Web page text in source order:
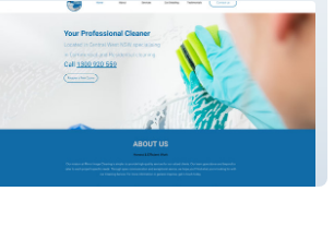
Mirror ImageCleaning